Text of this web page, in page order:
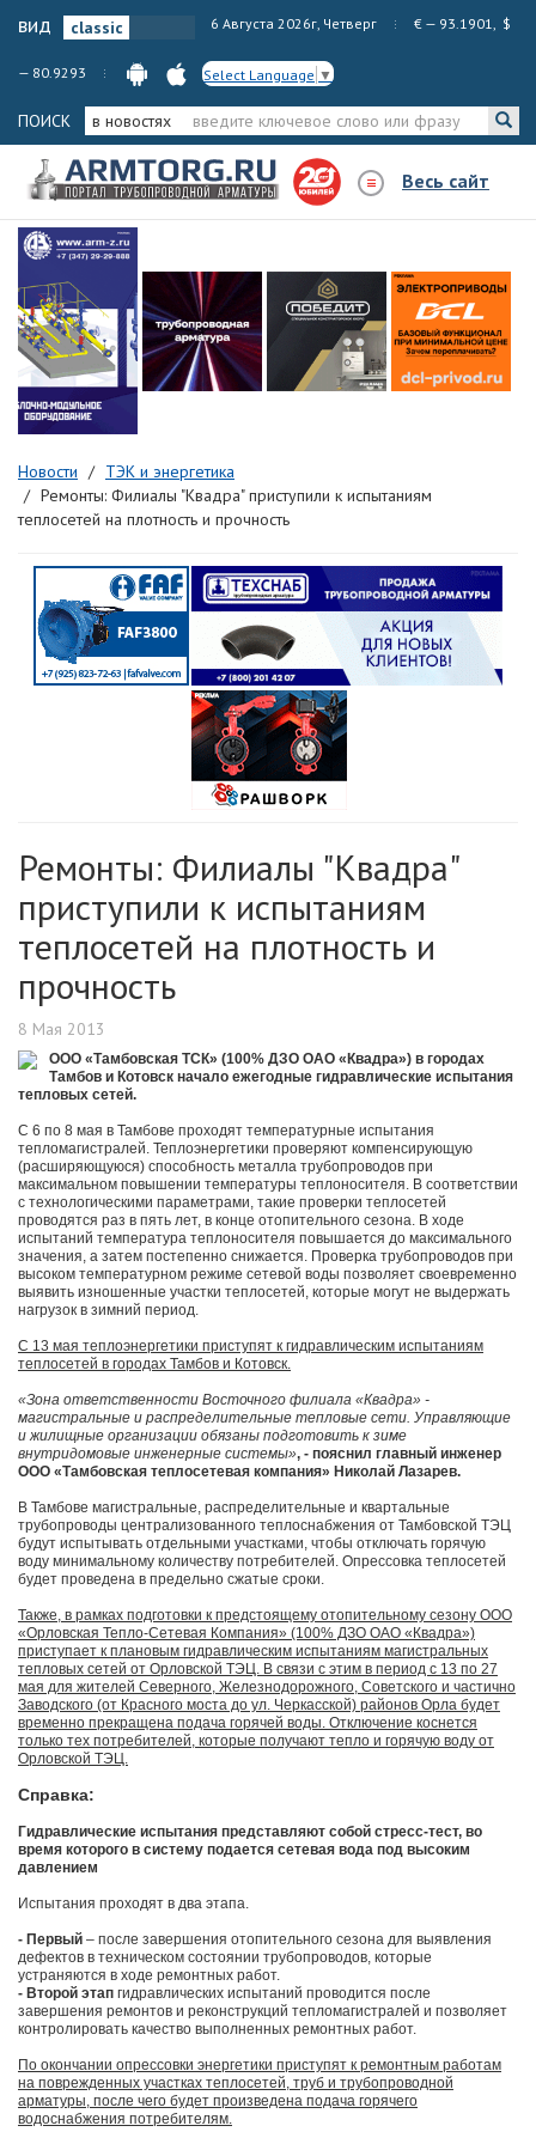
вид 6 Августа 2026г, Четверг € — 93.1901, $
— 80.9293 Select Language ▼
ПОИСК в новостях
Весь сайт
Новости
ТЭК и энергетика
Ремонты: Филиалы "Квадра" приступили к испытаниям
теплосетей на плотность и прочность
Ремонты: Филиалы "Квадра"
приступили к испытаниям
теплосетей на плотность и
прочность
8 Мая 2013
ООО «Тамбовская ТСК» (100% ДЗО ОАО «Квадра») в городах
Тамбов и Котовск начало ежегодные гидравлические испытания
тепловых сетей.
С 6 по 8 мая в Тамбове проходят температурные испытания
тепломагистралей. Теплоэнергетики проверяют компенсирующую
(расширяющуюся) способность металла трубопроводов при
максимальном повышении температуры теплоносителя. В соответствии
с технологическими параметрами, такие проверки теплосетей
проводятся раз в пять лет, в конце отопительного сезона. В ходе
испытаний температура теплоносителя повышается до максимального
значения, а затем постепенно снижается. Проверка трубопроводов при
высоком температурном режиме сетевой воды позволяет своевременно
выявить изношенные участки теплосетей, которые могут не выдержать
нагрузок в зимний период.
С 13 мая теплоэнергетики приступят к гидравлическим испытаниям
теплосетей в городах Тамбов и Котовск.
«Зона ответственности Восточного филиала «Квадра» -
магистральные и распределительные тепловые сети. Управляющие
и жилищные организации обязаны подготовить к зиме
внутридомовые инженерные системы», - пояснил главный инженер
ООО «Тамбовская теплосетевая компания» Николай Лазарев.
В Тамбове магистральные, распределительные и квартальные
трубопроводы централизованного теплоснабжения от Тамбовской ТЭЦ
будут испытывать отдельными участками, чтобы отключать горячую
воду минимальному количеству потребителей. Опрессовка теплосетей
будет проведена в предельно сжатые сроки.
Также, в рамках подготовки к предстоящему отопительному сезону ООО
«Орловская Тепло-Сетевая Компания» (100% ДЗО ОАО «Квадра»)
приступает к плановым гидравлическим испытаниям магистральных
тепловых сетей от Орловской ТЭЦ. В связи с этим в период с 13 по 27
мая для жителей Северного, Железнодорожного, Советского и частично
Заводского (от Красного моста до ул. Черкасской) районов Орла будет
временно прекращена подача горячей воды. Отключение коснется
только тех потребителей, которые получают тепло и горячую воду от
Орловской ТЭЦ.
Справка:
Гидравлические испытания представляют собой стресс-тест, во
время которого в систему подается сетевая вода под высоким
давлением
Испытания проходят в два этапа.
- Первый – после завершения отопительного сезона для выявления
дефектов в техническом состоянии трубопроводов, которые
устраняются в ходе ремонтных работ.
- Второй этап гидравлических испытаний проводится после
завершения ремонтов и реконструкций тепломагистралей и позволяет
контролировать качество выполненных ремонтных работ.
По окончании опрессовки энергетики приступят к ремонтным работам
на поврежденных участках теплосетей, труб и трубопроводной
арматуры, после чего будет произведена подача горячего
водоснабжения потребителям.